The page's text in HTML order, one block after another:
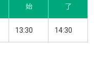
始
了
13:30 14:30